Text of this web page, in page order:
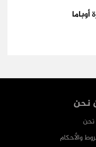
نحن
والأحكام